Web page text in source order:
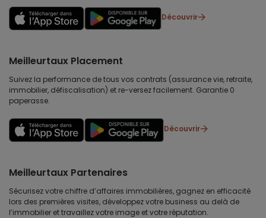
Découvrir
Meilleurtaux Placement
Suivez la performance de tous vos contrats (assurance vie, retraite,
immobilier, défiscalisation) et re-versez facilement. Garantie 0
paperasse.
Découvrir
Meilleurtaux Partenaires
Sécurisez votre chiffre d’affaires immobilières, gagnez en efficacité
lors des premières visites, développez votre business au delà de
l’immobilier et travaillez votre image et votre réputation.